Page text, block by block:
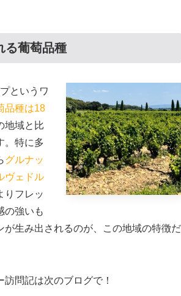
る葡萄品種
というワ
品種は18
地域と比
。特に多
グルナッ
ヴェドル
りフレッ
の強いも
が生み出されるのが、この地域の特徴だ
問記は次のブログで！